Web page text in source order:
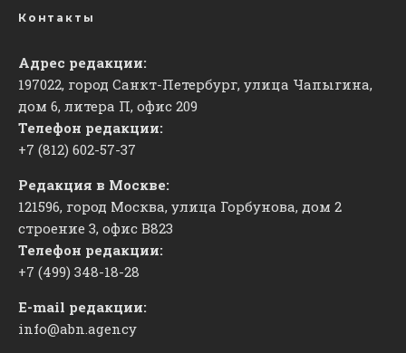
Контакты
Адрес редакции:
197022, город Санкт-Петербург, улица Чапыгина,
дом 6, литера П, офис 209
Телефон редакции:
+7 (812) 602-57-37
Редакция в Москве:
121596, город Москва, улица Горбунова, дом 2
строение 3, офис ​В823
Телефон редакции:
+7 (499) 348-18-28
E-mail редакции:
info@abn.agency